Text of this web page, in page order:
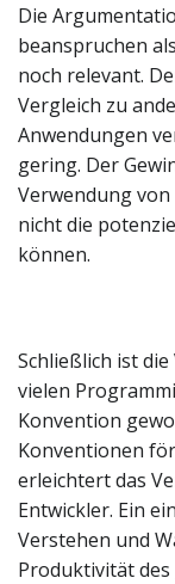
Die
beanspruchen
noch relevant.
Vergleich zu
Anwendungen
gering. Der
Verwendung
nicht die
können.
Schließlich ist
vielen
Konvention
Konventionen
erleichtert das
Entwickler. Ein
Verstehen und
Produktivität